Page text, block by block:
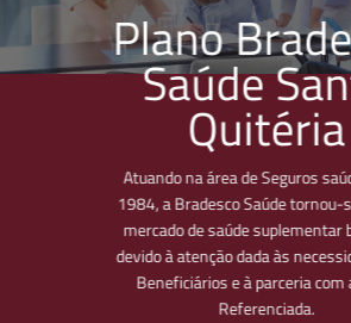
Plano
Saúde
Quitéria
Atuando na área de Seguros
1984, a Bradesco Saúde tornou-
mercado de saúde suplementar
devido à atenção dada às
Beneficiários e à parceria com
Referenciada.